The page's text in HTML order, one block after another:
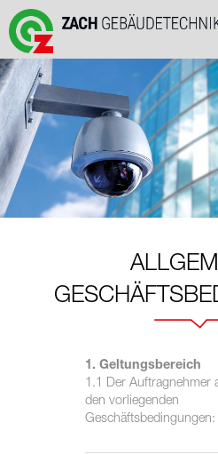
1. Geltungsbereich
1.1 Der Auftragnehmer
den vorliegenden
Geschäftsbedingungen: